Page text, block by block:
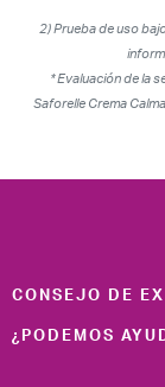
2) Prueba de uso
* Evaluación de la
Saforelle Crema
CONSEJO DE
¿PODEMOS